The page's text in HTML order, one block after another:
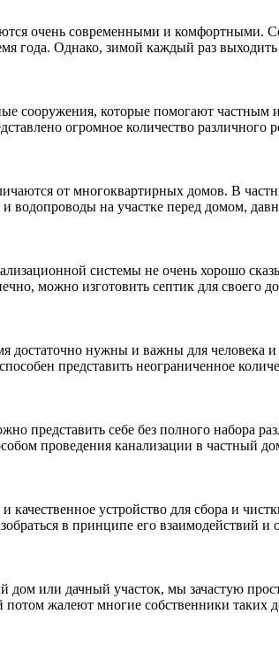
очень современными и комфортными.
года. Однако, зимой каждый раз
сооружения, которые помогают
огромное количество
от многоквартирных домов. В
на участке перед домом,
системы не очень хорошо
можно изготовить септик для своего
достаточно нужны и важны для
представить неограниченное
представить себе без полного набора
проведения канализации в частный
качественное устройство для сбора и
в принципе его взаимодействий
дом или дачный участок, мы зачастую
жалеют многие собственники таких